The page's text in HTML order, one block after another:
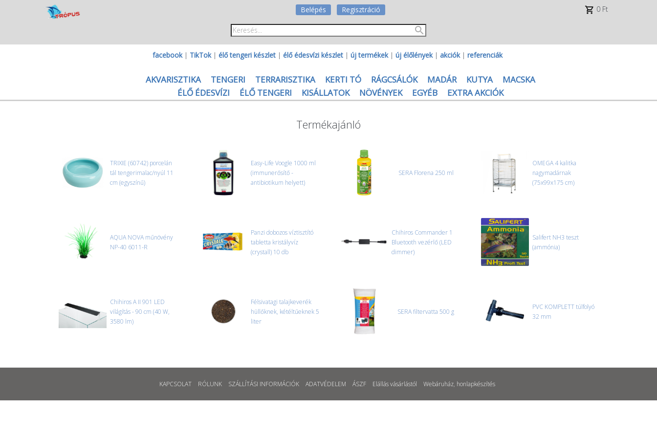
Belépés Regisztráció 0 Ft
facebook| TikTok| élő tengeri készlet | élő édesvízi készlet | új termékek| új élőlények| akciók| referenciák
AKVARISZTIKA TENGERI TERRARISZTIKA KERTI TÓ RÁGCSÁLÓK MADÁR KUTYA
MACSKA
ÉLŐ ÉDESVÍZI
ÉLŐ TENGERI KISÁLLATOK NÖVÉNYEK EGYÉB EXTRA AKCIÓK
Termékajánló
TRIXIE (60742) porcelán
tál tengerimalac/nyúl 11
cm (egyszínű)
Easy-Life Voogle 1000 ml
(immunerősítő -
antibiotikum helyett)
SERA Florena 250 ml
OMEGA 4 kalitka
nagymadárnak
(75x99x175 cm)
AQUA NOVA műnövény
NP-40 6011-R
Panzi dobozos víztisztító
tabletta kristályvíz
(crystall) 10 db
Chihiros Commander 1
Bluetooth vezérlő (LED
dimmer)
Salifert NH3 teszt
(ammónia)
Chihiros A II 901 LED
világítás - 90 cm (40 W,
3580 lm)
Félsivatagi talajkeverék
hüllőknek, kétéltűeknek 5
liter
SERA filtervatta 500 g
PVC KOMPLETT túlfolyó
32 mm
KAPCSOLAT RÓLUNK SZÁLLÍTÁSI INFORMÁCIÓK ADATVÉDELEM ÁSZF Elállás vásárlástól Webáruház, honlapkészítés